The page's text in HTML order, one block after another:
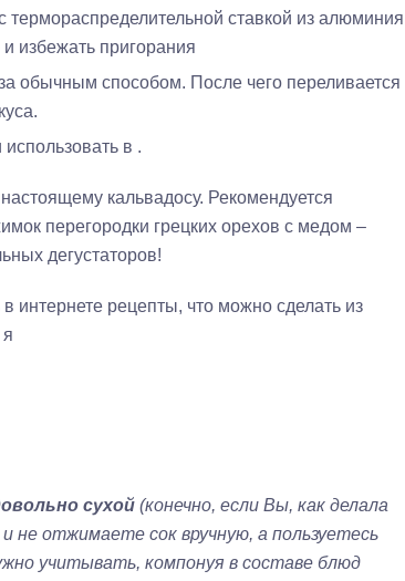
ставкой из алюминия
избежать пригорания
обычным способом. После чего переливается
в .
кальвадосу. Рекомендуется
перегородки грецких орехов с медом –
дегустаторов!
интернете рецепты, что можно сделать из
сухой (конечно, если Вы, как делала
не отжимаете сок вручную, а пользуетесь
учитывать, компонуя в составе блюд